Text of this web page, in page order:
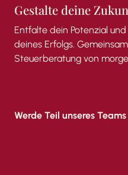
Gestalte deine
Entfalte dein Potenzial
deines Erfolgs.
Steuerberatung von
Werde Teil unseres Teams